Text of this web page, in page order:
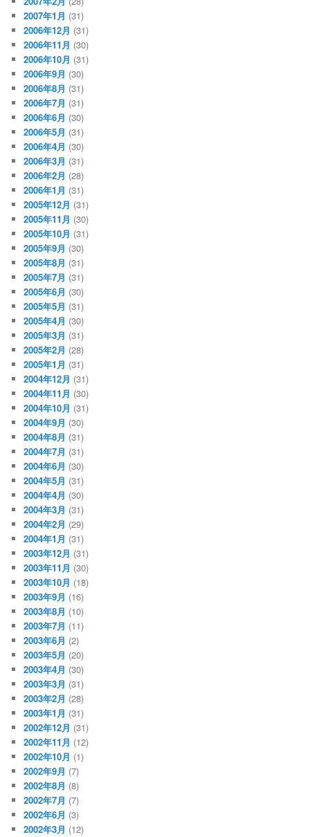
2007年1月 (31)
2006年12月 (31)
2006年11月 (30)
2006年10月 (31)
2006年9月 (30)
2006年8月 (31)
2006年7月 (31)
2006年6月 (30)
2006年5月 (31)
2006年4月 (30)
2006年3月 (31)
2006年2月 (28)
2006年1月 (31)
2005年12月 (31)
2005年11月 (30)
2005年10月 (31)
2005年9月 (30)
2005年8月 (31)
2005年7月 (31)
2005年6月 (30)
2005年5月 (31)
2005年4月 (30)
2005年3月 (31)
2005年2月 (28)
2005年1月 (31)
2004年12月 (31)
2004年11月 (30)
2004年10月 (31)
2004年9月 (30)
2004年8月 (31)
2004年7月 (31)
2004年6月 (30)
2004年5月 (31)
2004年4月 (30)
2004年3月 (31)
2004年2月 (29)
2004年1月 (31)
2003年12月 (31)
2003年11月 (30)
2003年10月 (18)
2003年9月 (16)
2003年8月 (10)
2003年7月 (11)
2003年6月 (2)
2003年5月 (20)
2003年4月 (30)
2003年3月 (31)
2003年2月 (28)
2003年1月 (31)
2002年12月 (31)
2002年11月 (12)
2002年10月 (1)
2002年9月 (7)
2002年8月 (8)
2002年7月 (7)
2002年6月 (3)
2002年3月 (12)